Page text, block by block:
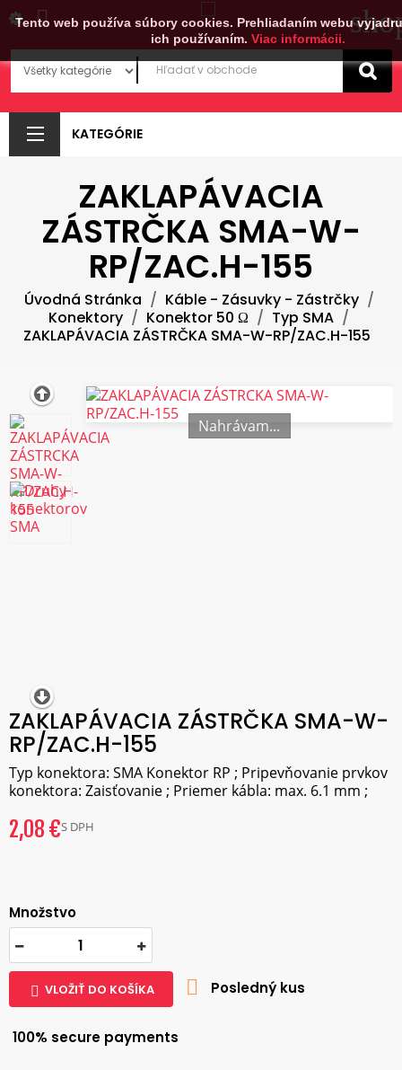
Tento web používa súbory cookies. Prehliadaním webu
ich používaním. Viac informácii.

KATEGÓRIE
ZAKLAPÁVACIA
ZÁSTRČKA SMA-W-
RP/ZAC.H-155
Úvodná Stránka
Káble - Zásuvky - Zástrčky
Konektory
Konektor 50 Ω
Typ SMA
ZAKLAPÁVACIA ZÁSTRČKA SMA-W-RP/ZAC.H-155
Nahrávam...
ZAKLAPÁVACIA ZÁSTRČKA SMA-W-
RP/ZAC.H-155
Typ konektora: SMA Konektor RP ; Pripevňovanie prvkov
konektora: Zaisťovanie ; Priemer kábla: max. 6.1 mm ;
2,08 €S DPH
Množstvo
 VLOŽIŤ DO KOŠÍKA  Posledný kus
100% secure payments